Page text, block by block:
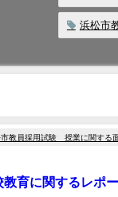
浜松市
市教員採用試験 授業に関する
育に関するレポ